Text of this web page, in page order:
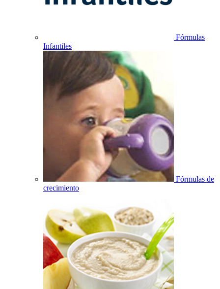
Fórmulas
Infantiles
Fórmulas de
crecimiento